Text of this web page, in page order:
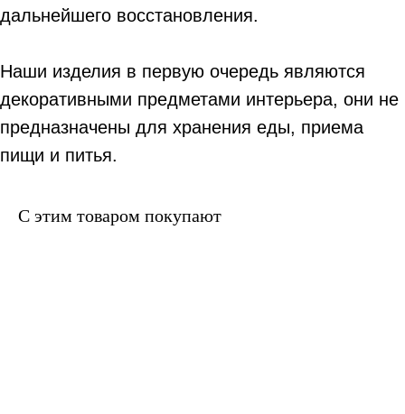
дальнейшего восстановления.
Наши изделия в первую очередь являются
декоративными предметами интерьера, они не
предназначены для хранения еды, приема
пищи и питья.
С этим товаром покупают